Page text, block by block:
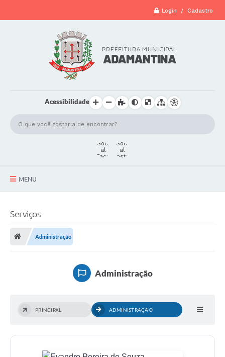
Login / Cadastro
Acessibilidade
MENU
Legislação
Serviços
Administração
Administração
PRINCIPAL ADMINISTRAÇÃO